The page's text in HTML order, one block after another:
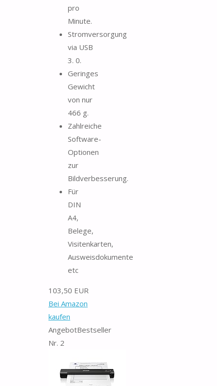
pro
Minute.
Stromversorgung
via USB
3. 0.
Geringes
Gewicht
von nur
466 g.
Zahlreiche
Software-
Optionen
zur
Bildverbesserung.
Für
DIN
A4,
Belege,
Visitenkarten,
Ausweisdokumente
etc
103,50 EUR
Bei Amazon
kaufen
AngebotBestseller
Nr. 2